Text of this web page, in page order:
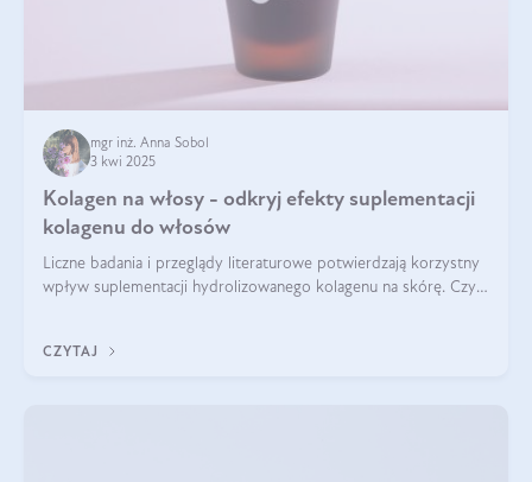
mgr inż. Anna Sobol
3 kwi 2025
Kolagen na włosy - odkryj efekty suplementacji
kolagenu do włosów
Liczne badania i przeglądy literaturowe potwierdzają korzystny
wpływ suplementacji hydrolizowanego kolagenu na skórę. Czy
CZYTAJ